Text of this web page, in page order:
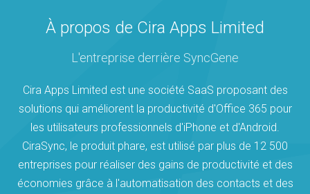
À propos de Cira Apps Limited
L'entreprise derrière SyncGene
Cira Apps Limited est une société SaaS proposant des
solutions qui améliorent la productivité d'Office 365 pour
les utilisateurs professionnels d'iPhone et d'Android.
CiraSync, le produit phare, est utilisé par plus de 12 500
entreprises pour réaliser des gains de productivité et des
économies grâce à l'automatisation des contacts et des